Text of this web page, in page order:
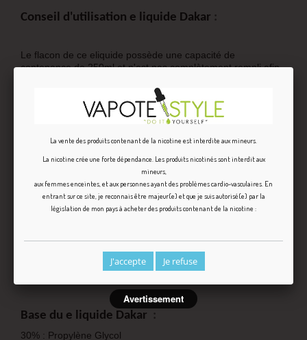
Conseil d'utilisation e liquide Dakar :
Le flacon de ce eliquide possède une capacité de
contenance de 250ml et n'est pas complètement rempli afin
mg de nicotine
200 ml de eliquide + 2 boosters = 220 ml de E Liquide en
200 ml de eliquide + 3 boosters = 230 ml de E Liquide en
mg de nicotine
200 ml de eliquide + 5 boosters = 250 ml de E Liquide en
Base du e liquide Dakar :
30% : Propylène Glycol
La vente des produits contenant de la nicotine est interdite aux mineurs.
La nicotine crée une forte dépendance. Les produits nicotinés sont interdit aux
mineurs,
aux femmes enceintes, et aux personnes ayant des problèmes cardio-vasculaires. En
entrant sur ce site, je reconnais être majeur(e) et que je suis autorisé(e) par la
législation de mon pays à acheter des produits contenant de la nicotine :
J'accepte Je refuse
Avertissement